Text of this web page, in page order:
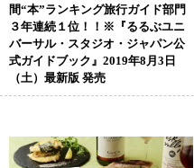
間“本”ランキング旅行ガイド部門
３年連続１位！！※『るるぶユニ
バーサル・スタジオ・ジャパン公
式ガイドブック』2019年8月3日
（土）最新版 発売